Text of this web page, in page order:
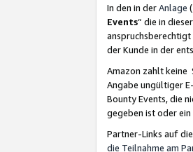
In den in derAnlage („
Events“ die in
der Kunde in der
Amazon zahlt keine
Angabe ungültiger
Bounty Events, die
gegeben ist oder
Partner-Links auf
die Teilnahme am